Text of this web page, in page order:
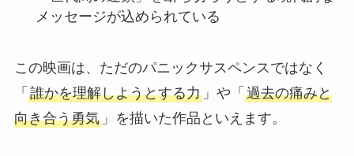
メッセージが込められている
この映画は、ただのパニックサスペンスではなく
「 誰かを理解しようとする力」や「 過去の痛みと
向き合う勇気」を描いた作品といえます。